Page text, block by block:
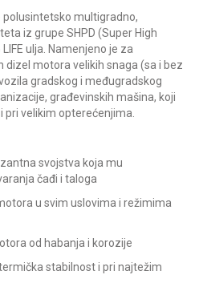
polusintetsko multigradno,
iz grupe SHPD (Super High
ulja. Namenjeno je za
motora velikih snaga (sa i bez
gradskog i međugradskog
građevinskih mašina, koji
velikim opterećenjima.
svojstva koja mu
čađi i taloga
u svim uslovima i režimima
od habanja i korozije
stabilnost i pri najtežim